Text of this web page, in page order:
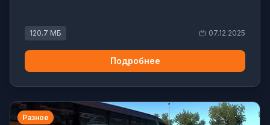
120.7 МБ 07.12.2025
Подробнее
Разное